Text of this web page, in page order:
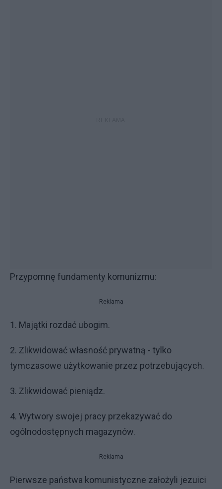
Przypomnę fundamenty komunizmu:
Reklama
1. Majątki rozdać ubogim.
2. Zlikwidować własność prywatną - tylko
tymczasowe użytkowanie przez potrzebujących.
3. Zlikwidować pieniądz.
4. Wytwory swojej pracy przekazywać do
ogólnodostępnych magazynów.
Reklama
Pierwsze państwa komunistyczne założyli jezuici